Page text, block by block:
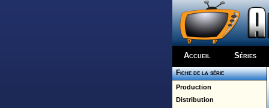
Accueil Séries
Fiche de la série
Production
Distribution